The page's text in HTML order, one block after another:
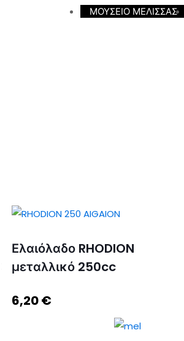
ΜΟΥΣΕΙΟ ΜΕΛΙΣΣΑΣ
Ελαιόλαδο RHODION
μεταλλικό 250cc
6,20€